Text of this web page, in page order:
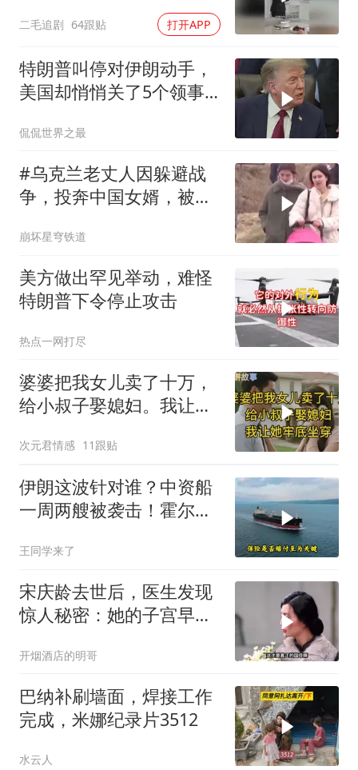
二毛追剧 64跟贴 打开APP
特朗普叫停对伊朗动手，
美国却悄悄关了5个领事
侃侃世界之最
#乌克兰老丈人因躲避战
争，投奔中国女婿，被眼
崩坏星穹铁道
美方做出罕见举动，难怪
特朗普下令停止攻击
热点一网打尽
婆婆把我女儿卖了十万，
给小叔子娶媳妇。我让她
次元君情感 11跟贴
伊朗这波针对谁？中资船
一周两艘被袭击！霍尔木
彻底破灭！
王同学来了
宋庆龄去世后，医生发现
惊人秘密：她的子宫早就
开烟酒店的明哥
巴纳补刷墙面，焊接工作
完成，米娜纪录片3512
水云人